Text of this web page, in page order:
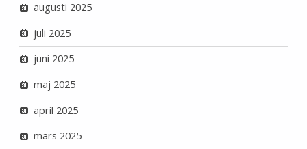
augusti 2025
juli 2025
juni 2025
maj 2025
april 2025
mars 2025